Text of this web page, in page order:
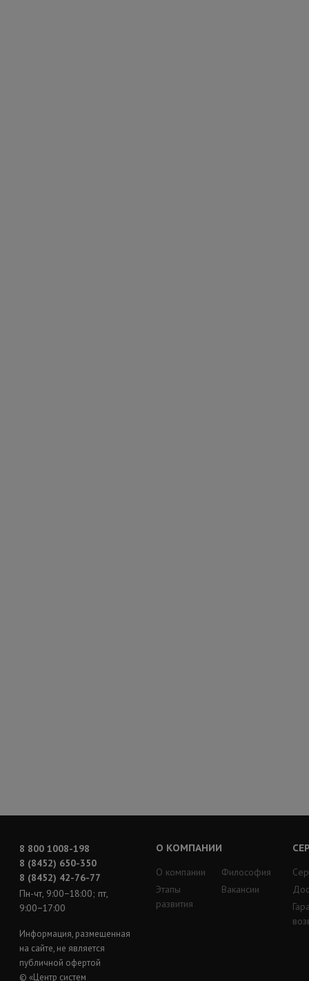
8 800 1008-198
8 (8452) 650-350
8 (8452) 42-76-77
Пн-чт, 9:00−18:00; пт,
9:00−17:00
Информация, размещенная
на сайте, не является
публичной офертой
© «Центр систем
О КОМПАНИИ
О компании
Этапы
развития
Философия
Вакансии